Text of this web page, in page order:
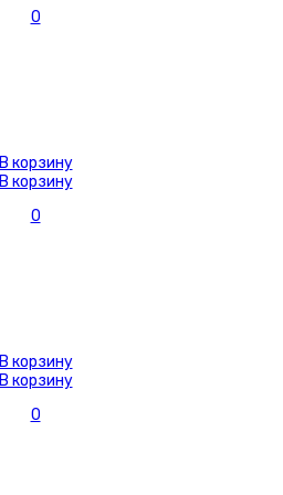
0
В корзину
В корзину
0
В корзину
В корзину
0